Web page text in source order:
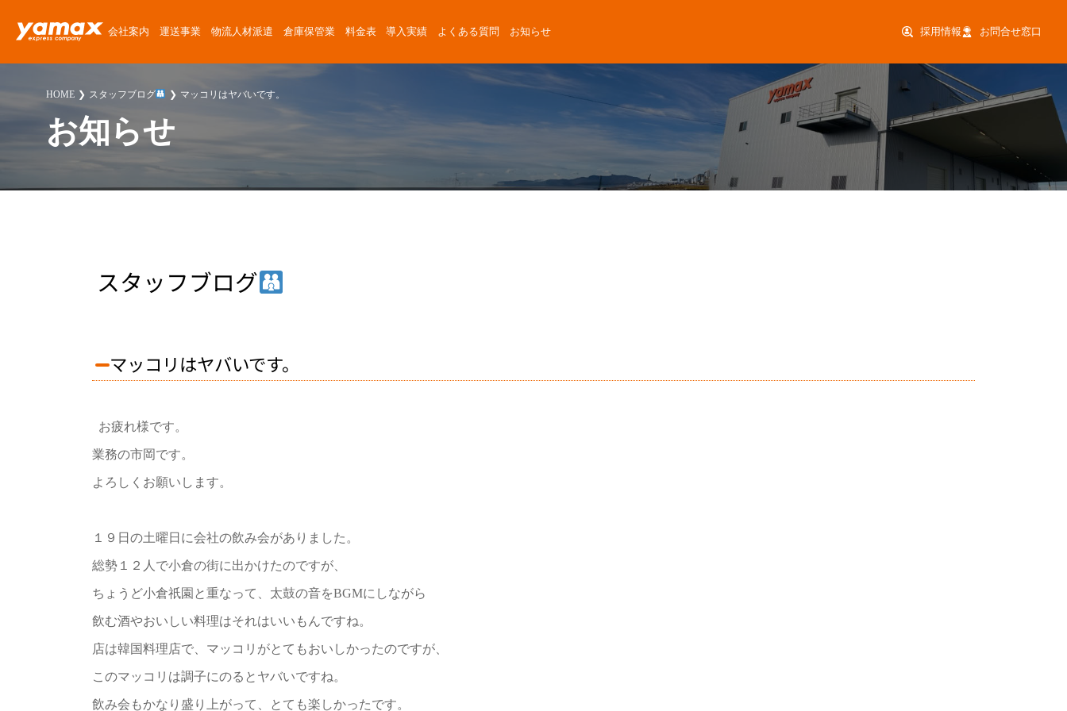
会社案内
会社概要
アクセスマップ
沿革
スタッフ紹介
運送事業
運送サービス
楽器運搬
協力会社募集
物流人材派遣
物流人材派遣サービス
倉庫保管業
倉庫保管サービス
倉庫紹介
料金表
定期便料金
チャーター便料金
倉庫保管料金
導入実績
運送委託
楽器運搬
派遣
よくある質問
運送に関する質問
倉庫に関する質問
派遣に関する質問
お知らせ
News Release
ゴーゴーヤマックス!
スタッフブログ
採用情報 お問合せ窓口
HOME スタッフブログ マッコリはヤバいです。
お知らせ
スタッフブログ
マッコリはヤバいです。
お疲れ様です。
業務の市岡です。
よろしくお願いします。
１９日の土曜日に会社の飲み会がありました。
総勢１２人で小倉の街に出かけたのですが、
ちょうど小倉祇園と重なって、太鼓の音をBGMにしながら
飲む酒やおいしい料理はそれはいいもんですね。
店は韓国料理店で、マッコリがとてもおいしかったのですが、
このマッコリは調子にのるとヤバいですね。
飲み会もかなり盛り上がって、とても楽しかったです。